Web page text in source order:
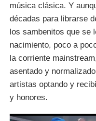
música clásica. Y
décadas para librarse
los sambenitos que se
nacimiento, poco a
la corriente
asentado y
artistas optando y
y honores.